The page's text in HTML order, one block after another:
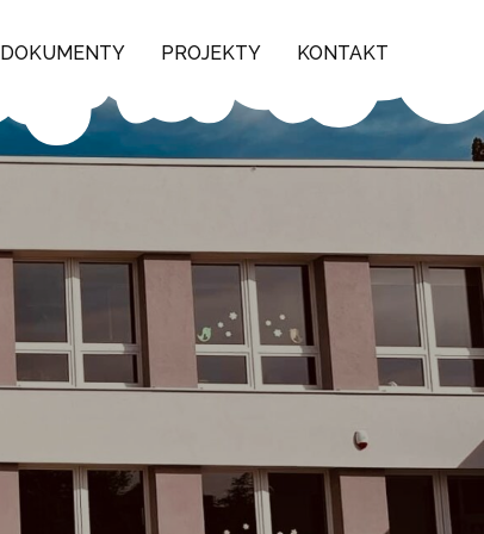
DOKUMENTY PROJEKTY KONTAKT